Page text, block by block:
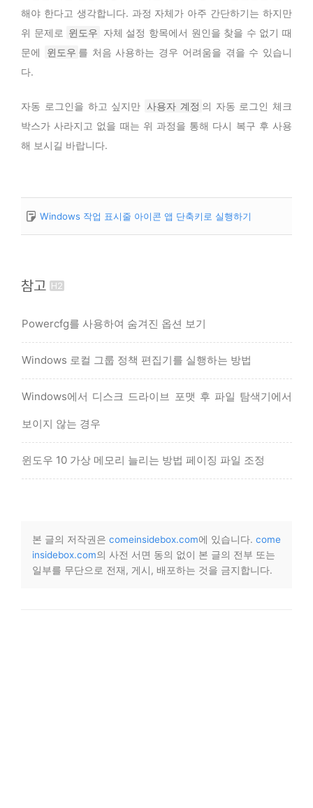
해야 한다고 생각합니다. 과정 자체가 아주 간단하기는 하지만
위 문제로 윈도우 자체 설정 항목에서 원인을 찾을 수 없기 때
문에
윈도우 를 처음 사용하는 경우 어려움을 겪을 수 있습니
다.
자동 로그인을 하고 싶지만 사용자 계정 의 자동 로그인 체크
박스가 사라지고 없을 때는 위 과정을 통해 다시 복구 후 사용
해 보시길 바랍니다.
Windows 작업 표시줄 아이콘 앱 단축키로 실행하기
참고
Powercfg를 사용하여 숨겨진 옵션 보기
Windows 로컬 그룹 정책 편집기를 실행하는 방법
Windows에서 디스크 드라이브 포맷 후 파일 탐색기에서
보이지 않는 경우
윈도우 10 가상 메모리 늘리는 방법 페이징 파일 조정
본 글의 저작권은 comeinsidebox.com에 있습니다. come
insidebox.com의 사전 서면 동의 없이 본 글의 전부 또는
일부를 무단으로 전재, 게시, 배포하는 것을 금지합니다.